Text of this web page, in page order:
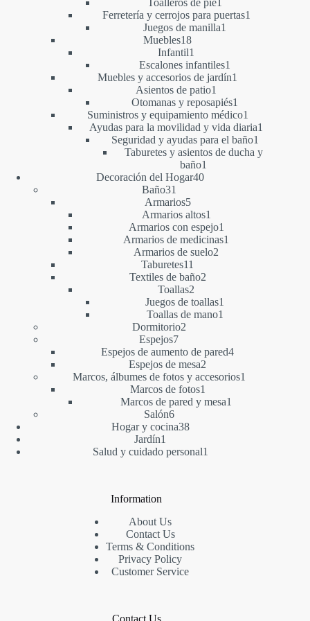
Toalleros de pie1
producto
Ferretería y cerrojos para puertas1
Juegos de manilla1
Muebles1818
productos
Infantil1
producto
Escalones infantiles1
producto
Muebles y accesorios de jardín1
Asientos de patio1
producto
Otomanas y reposapiés1
producto
Suministros y equipamiento médico1
producto
Ayudas para la movilidad y vida diaria1
Seguridad y ayudas para el baño1
producto
Taburetes y asientos de ducha y
baño1
Decoración del Hogar4040
Baño31
productos
Armarios55
productos
Armarios altos1
producto
Armarios con espejo1
producto
Armarios de medicinas1
Armarios de suelo2
Taburetes11
productos
Textiles de baño22
Toallas2
productos
Juegos de toallas1
Toallas de mano1
Dormitorio22
Espejos77
productos
Espejos de aumento de pared44
Espejos de mesa2
productos
Marcos, álbumes de fotos y accesorios1
Marcos de fotos1
producto
Marcos de pared y mesa1
Salón66
productos
Hogar y cocina3838
Jardín1
producto
Salud y cuidado personal1
Information
About Us
Contact Us
Terms & Conditions
Privacy Policy
Customer Service